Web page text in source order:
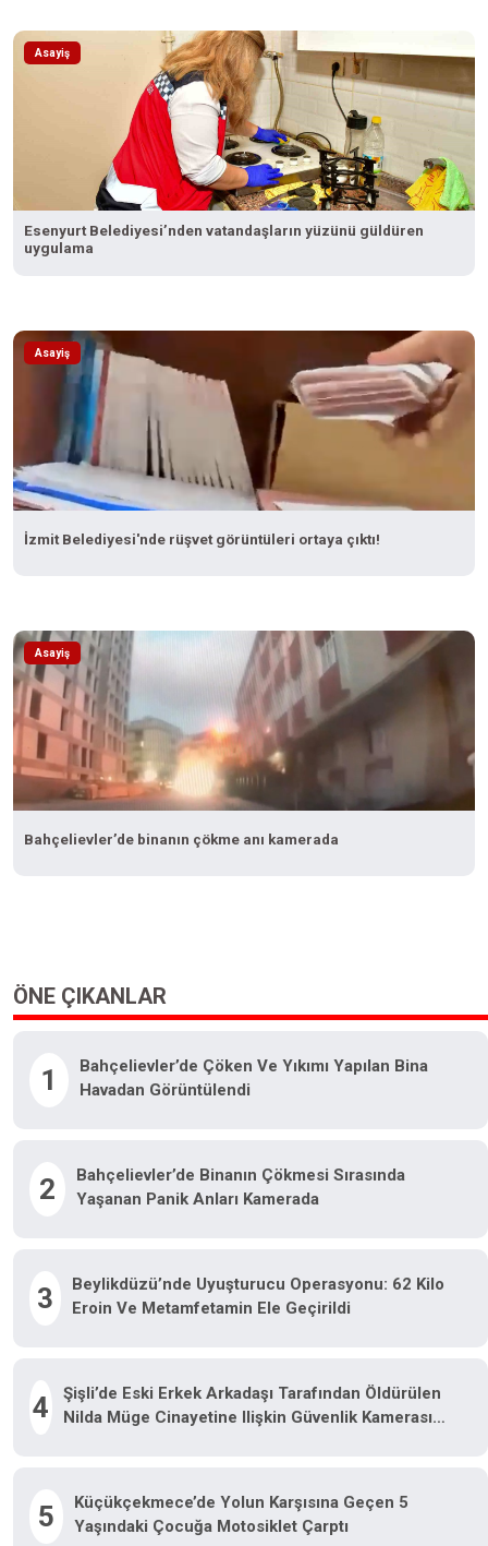
Asayiş
Esenyurt Belediyesi’nden vatandaşların yüzünü güldüren
uygulama
Asayiş
İzmit Belediyesi'nde rüşvet görüntüleri ortaya çıktı!
Asayiş
Bahçelievler’de binanın çökme anı kamerada
ÖNE ÇIKANLAR
1
Bahçelievler’de Çöken Ve Yıkımı Yapılan Bina
Havadan Görüntülendi
2
Bahçelievler’de Binanın Çökmesi Sırasında
Yaşanan Panik Anları Kamerada
3
Beylikdüzü’nde Uyuşturucu Operasyonu: 62 Kilo
Eroin Ve Metamfetamin Ele Geçirildi
4
Şişli’de Eski Erkek Arkadaşı Tarafından Öldürülen
Nilda Müge Cinayetine Ilişkin Güvenlik Kamerası
5
Küçükçekmece’de Yolun Karşısına Geçen 5
Yaşındaki Çocuğa Motosiklet Çarptı